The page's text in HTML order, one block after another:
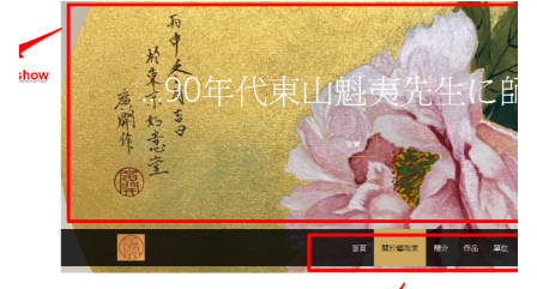
工笔重彩画家 富城广开